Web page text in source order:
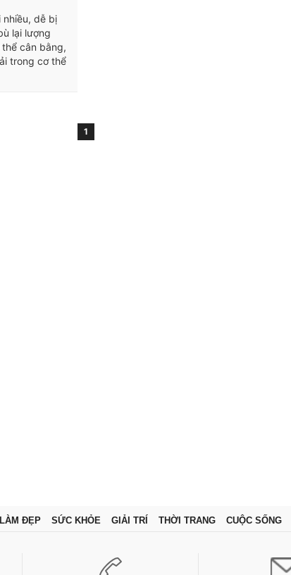
nhiều, dễ bị
lại lượng
cân bằng,
trong cơ thể
1
LÀM ĐẸP SỨC KHỎE GIẢI TRÍ THỜI TRANG CUỘC SỐNG